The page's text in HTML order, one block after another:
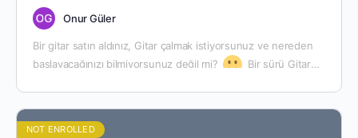
Onur Güler
Bir gitar satın aldınız, Gitar çalmak istiyorsunuz ve nereden
başlayacağınızı bilmiyorsunuz değil mi?
Bir sürü Gitar
NOT ENROLLED